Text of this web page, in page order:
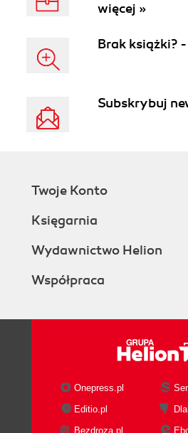
więcej »
Brak książki?
Subskrybuj
Twoje Konto
Księgarnia
Wydawnictwo Helion
Współpraca
Onepress.pl
Editio.pl
Bezdroza.pl